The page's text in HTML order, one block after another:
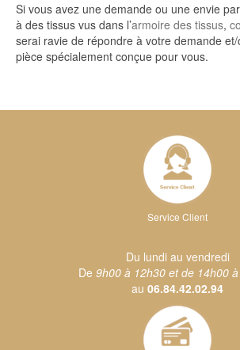
Si vous avez une demande ou une envie
à des tissus vus dans l’armoire des tissus,
serai ravie de répondre à votre demande
pièce spécialement conçue pour vous.
Service Client
Du lundi au vendredi
De 9h00 à 12h30 et de 14h00
au 06.84.42.02.94